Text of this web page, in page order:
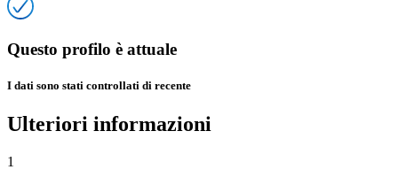
Questo profilo è attuale
I dati sono stati controllati di recente
Ulteriori informazioni
1